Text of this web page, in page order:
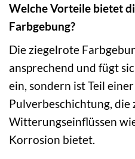
Welche Vorteile bietet
Farbgebung?
Die ziegelrote
ansprechend und fügt
ein, sondern ist Teil
Pulverbeschichtung, die
Witterungseinflüssen
Korrosion bietet.